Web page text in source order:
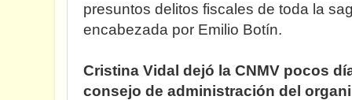
presuntos delitos fiscales de toda la
encabezada por Emilio Botín.
Cristina Vidal dejó la CNMV pocos
consejo de administración del